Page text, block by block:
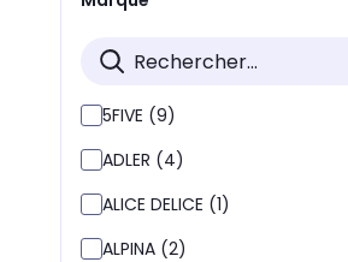
5FIVE (9)
ADLER (4)
ALICE DELICE (1)
ALPINA (2)